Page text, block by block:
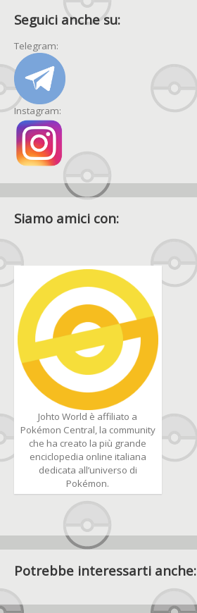
Seguici anche su:
Telegram:
Instagram:
Siamo amici con:
Johto World è affiliato a
Pokémon Central, la community
che ha creato la più grande
enciclopedia online italiana
dedicata all’universo di
Pokémon.
Potrebbe interessarti anche: